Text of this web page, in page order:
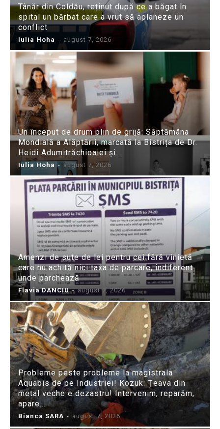
Tânăr din Coldău, reținut după ce a băgat în
spital un bărbat care a vrut să aplaneze un
conflict
Iulia Hoha - august 7, 2026
Un început de drum plin de grijă: Săptămâna
Mondială a Alăptării, marcată la Bistrița de Dr.
Heidi Adumitrăchioaiei și...
Iulia Hoha - august 7, 2026
Amenzi de sute de lei pentru cei fără vinietă
care nu achită nici taxa de parcare, indiferent
unde parchează
Flavia DANCIU - august 7, 2026
Probleme peste probleme la magistrala
Aquabis de pe Industriei! Kozuk: Țeava din
metal veche e dezastru! Intervenim, reparăm,
apare...
Bianca SARA - august 7, 2026